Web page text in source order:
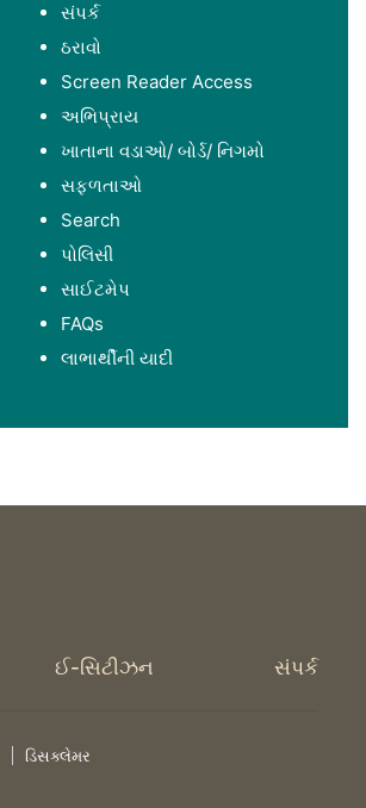
સંપર્ક
ઠરાવો
Screen Reader Access
અભિપ્રાય
ખાતાના વડાઓ/ બોર્ડ/ નિગમો
સફળતાઓ
Search
પોલિસી
સાઈટમેપ
FAQs
લાભાર્થીની યાદી
ઈ-સિટીઝન સંપર્ક
ડિસક્લેમર